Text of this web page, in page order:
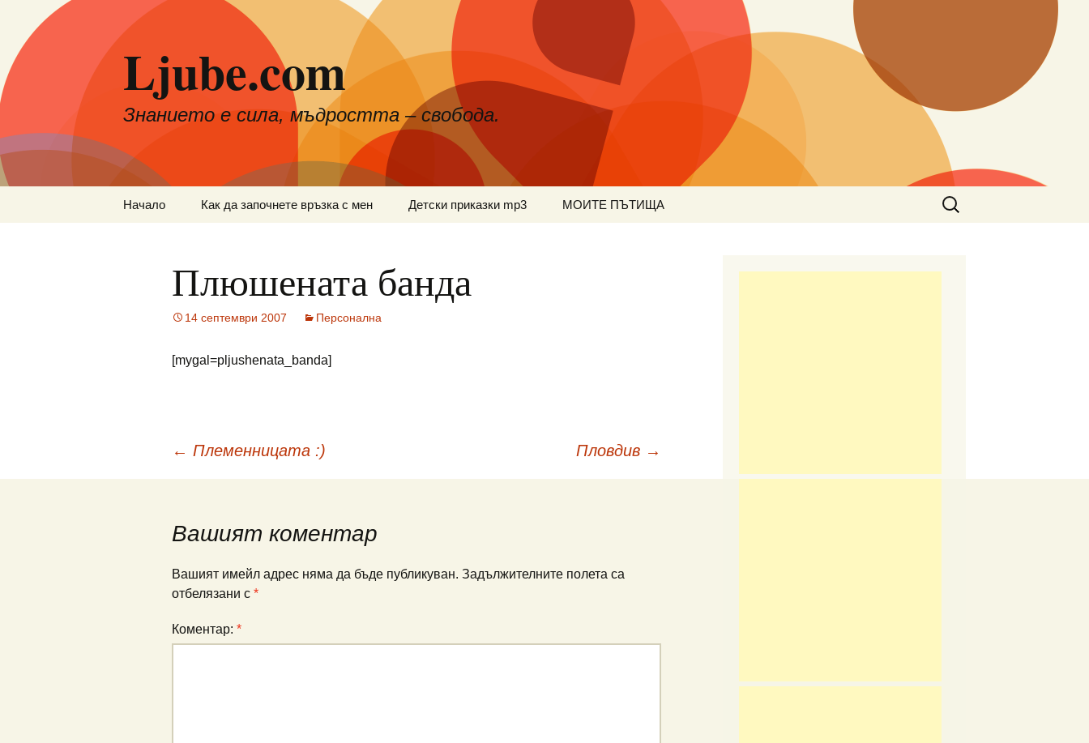
съдържанието
Ljube.com
Знанието е сила, мъдростта – свобода.
Начало Как да започнете връзка с мен Детски приказки mp3 МОИТЕ ПЪТИЩА
Търсене
за:
Плюшената банда
14 септември 2007 Персонална
[mygal=pljushenata_banda]
Навигация
публикациите
← Племенницата :) Пловдив →
Вашият коментар
Вашият имейл адрес няма да бъде публикуван. Задължителните полета са
отбелязани с *
Коментар: *